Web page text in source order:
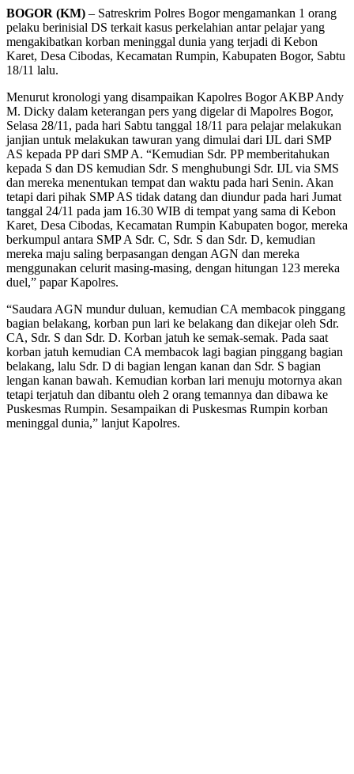
BOGOR (KM) – Satreskrim Polres Bogor mengamankan 1 orang
pelaku berinisial DS terkait kasus perkelahian antar pelajar yang
mengakibatkan korban meninggal dunia yang terjadi di Kebon
Karet, Desa Cibodas, Kecamatan Rumpin, Kabupaten Bogor, Sabtu
18/11 lalu.
Menurut kronologi yang disampaikan Kapolres Bogor AKBP Andy
M. Dicky dalam keterangan pers yang digelar di Mapolres Bogor,
Selasa 28/11, pada hari Sabtu tanggal 18/11 para pelajar melakukan
janjian untuk melakukan tawuran yang dimulai dari IJL dari SMP
AS kepada PP dari SMP A. “Kemudian Sdr. PP memberitahukan
kepada S dan DS kemudian Sdr. S menghubungi Sdr. IJL via SMS
dan mereka menentukan tempat dan waktu pada hari Senin. Akan
tetapi dari pihak SMP AS tidak datang dan diundur pada hari Jumat
tanggal 24/11 pada jam 16.30 WIB di tempat yang sama di Kebon
Karet, Desa Cibodas, Kecamatan Rumpin Kabupaten bogor, mereka
berkumpul antara SMP A Sdr. C, Sdr. S dan Sdr. D, kemudian
mereka maju saling berpasangan dengan AGN dan mereka
menggunakan celurit masing-masing, dengan hitungan 123 mereka
duel,” papar Kapolres.
“Saudara AGN mundur duluan, kemudian CA membacok pinggang
bagian belakang, korban pun lari ke belakang dan dikejar oleh Sdr.
CA, Sdr. S dan Sdr. D. Korban jatuh ke semak-semak. Pada saat
korban jatuh kemudian CA membacok lagi bagian pinggang bagian
belakang, lalu Sdr. D di bagian lengan kanan dan Sdr. S bagian
lengan kanan bawah. Kemudian korban lari menuju motornya akan
tetapi terjatuh dan dibantu oleh 2 orang temannya dan dibawa ke
Puskesmas Rumpin. Sesampaikan di Puskesmas Rumpin korban
meninggal dunia,” lanjut Kapolres.